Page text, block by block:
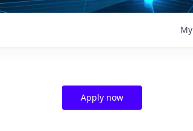
My
Apply now